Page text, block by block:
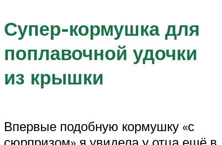
Супер-кормушка для
поплавочной удочки
из крышки
Впервые подобную кормушку «с